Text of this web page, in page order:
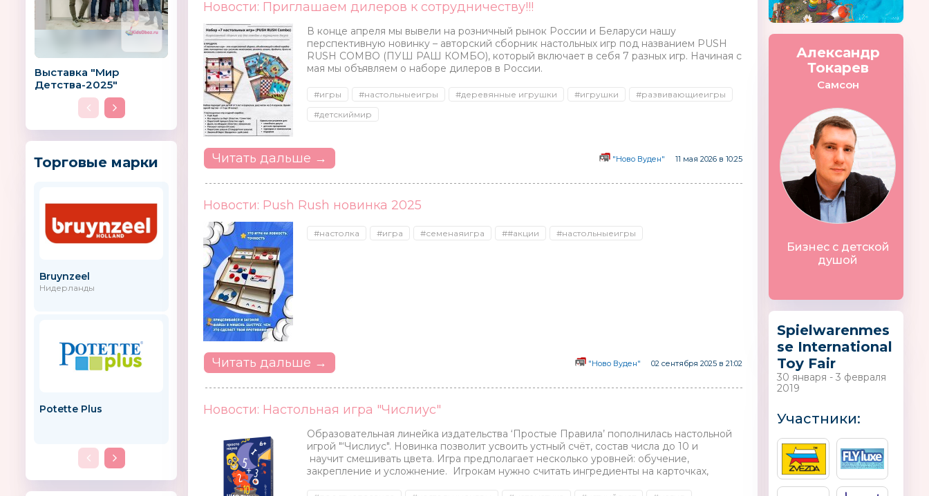
Выставка "Мир
Детства-2025"
Торговые марки
Bruynzeel
Нидерланды
Potette Plus
UPPAbaby
Мульти-Пульти Babyhome
Новости: Приглашаем дилеров к сотрудничеству!!!
В конце апреля мы вывели на розничный рынок России и Беларуси нашу
перспективную новинку – авторский сборник настольных игр под названием PUSH
RUSH COMBO (ПУШ РАШ КОМБО), который включает в себя 7 разных игр. Начиная с
мая мы объявляем о наборе дилеров в России.
#игры #настольныеигры #деревянные игрушки #игрушки
#развивающиеигры
#детскиймир
Читать дальше → "Ново Вуден" 11 мая 2026 в 10:25
Новости: Push Rush новинка 2025
#настолка #игра #семенаяигра ##акции #настольныеигры
Читать дальше → "Ново Вуден" 02 сентября 2025 в 21:02
Новости: Настольная игра "Числиус"
Образовательная линейка издательства ‘Простые Правила’ пополнилась настольной
игрой ″‘Числиус″. Новинка позволит усвоить устный счёт, состав числа до 10 и
научит смешивать цвета. Игра предполагает несколько уровней: обучение,
закрепление и усложнение. Игрокам нужно считать ингредиенты на карточках,
Александр
Токарев
Самсон
Бизнес с детской
душой
Spielwarenmes
se International
Toy Fair
30 января - 3 февраля
2019
Участники: